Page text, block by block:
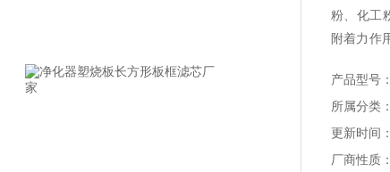
粉、化工
附着力作
内无负压
产品型号
所属分类
更新时间
厂商性质